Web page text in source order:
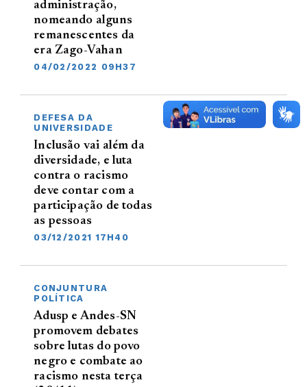
administração,
nomeando alguns
remanescentes da
era Zago-Vahan
04/02/2022 09H37
DEFESA DA
UNIVERSIDADE
Inclusão vai além da
diversidade, e luta
contra o racismo
deve contar com a
participação de todas
as pessoas
03/12/2021 17H40
CONJUNTURA
POLÍTICA
Adusp e Andes-SN
promovem debates
sobre lutas do povo
negro e combate ao
racismo nesta terça